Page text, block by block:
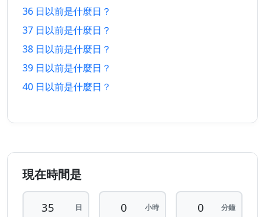
30 日
以前
7/7/2026
31 日
以前
6/7/2026
以前
以後
34 日
以前
3/7/2026
以後
36 日以前是什麼日？
37 日以前是什麼日？
38 日以前是什麼日？
39 日以前是什麼日？
40 日以前是什麼日？
現在時間是
日 小時 分鐘